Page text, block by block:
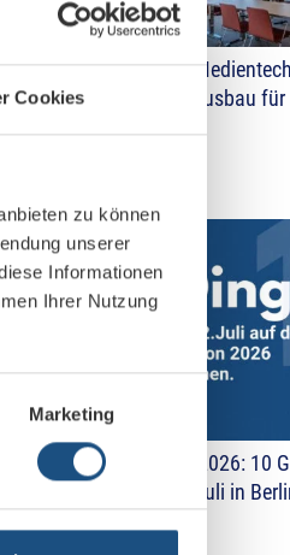
Cookies
zu können
unserer
Informationen
Ihrer Nutzung
Marketing
Neue Referenz:
Konferenzraumausbau für
PIK Convention 2026: 10
Besuch am 02. Juli in